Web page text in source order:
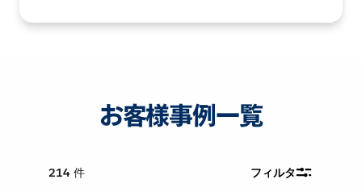
お客様事例一覧
214 件 フィルタ